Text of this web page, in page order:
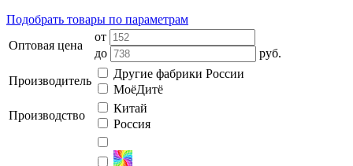
Подобрать товары по параметрам
Оптовая цена
от
до
руб.
Производитель
Другие фабрики России
МоёДитё
Производство
Китай
Россия